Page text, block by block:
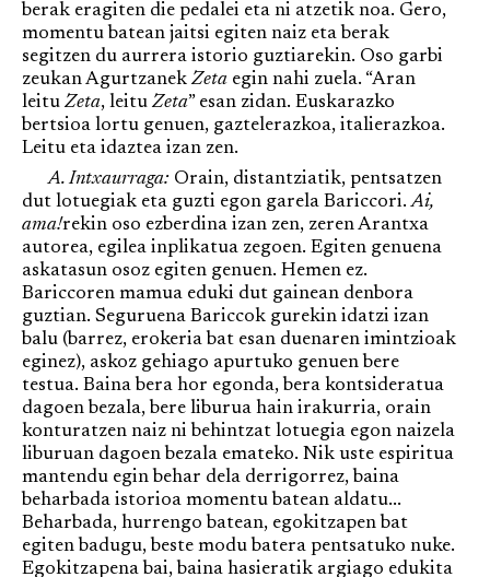
berak eragiten die pedalei eta ni atzetik noa. Gero,
momentu batean jaitsi egiten naiz eta berak
segitzen du aurrera istorio guztiarekin. Oso garbi
zeukan Agurtzanek Zeta egin nahi zuela. “Aran
leitu Zeta, leitu Zeta” esan zidan. Euskarazko
bertsioa lortu genuen, gaztelerazkoa, italierazkoa.
Leitu eta idaztea izan zen.
A. Intxaurraga: Orain, distantziatik, pentsatzen
dut lotuegiak eta guzti egon garela Bariccori.Ai,
ama!rekin oso ezberdina izan zen, zeren Arantxa
autorea, egilea inplikatua zegoen. Egiten genuena
askatasun osoz egiten genuen. Hemen ez.
Bariccoren mamua eduki dut gainean denbora
guztian. Seguruena Bariccok gurekin idatzi izan
balu (barrez, erokeria bat esan duenaren imintzioak
eginez), askoz gehiago apurtuko genuen bere
testua. Baina bera hor egonda, bera kontsideratua
dagoen bezala, bere liburua hain irakurria, orain
konturatzen naiz ni behintzat lotuegia egon naizela
liburuan dagoen bezala emateko. Nik uste espiritua
mantendu egin behar dela derrigorrez, baina
beharbada istorioa momentu batean aldatu...
Beharbada, hurrengo batean, egokitzapen bat
egiten badugu, beste modu batera pentsatuko nuke.
Egokitzapena bai, baina hasieratik argiago edukita